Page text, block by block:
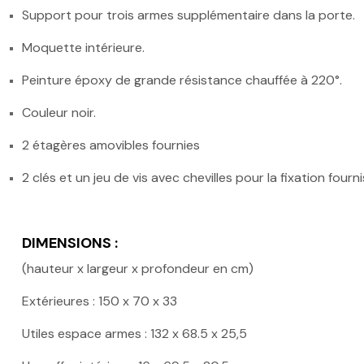
Support pour trois armes supplémentaire dans la porte.
Moquette intérieure.
Peinture époxy de grande résistance chauffée à 220°.
Couleur noir.
2 étagères amovibles fournies
2 clés et un jeu de vis avec chevilles pour la fixation
DIMENSIONS :
(hauteur x largeur x profondeur en cm)
Extérieures : 150 x 70 x 33
Utiles espace armes : 132 x 68.5 x 25,5